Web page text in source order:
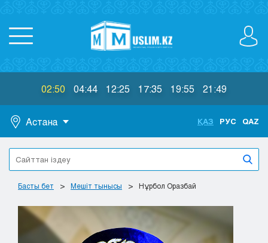
02:50 04:44 12:25 17:35 19:55 21:49
Астана
Астана
Алматы
Актобе
Атырау
Жезказган
Караганда
ҚАЗ РУС QAZ
Басты бет Мешіт тынысы Нұрбол Оразбай